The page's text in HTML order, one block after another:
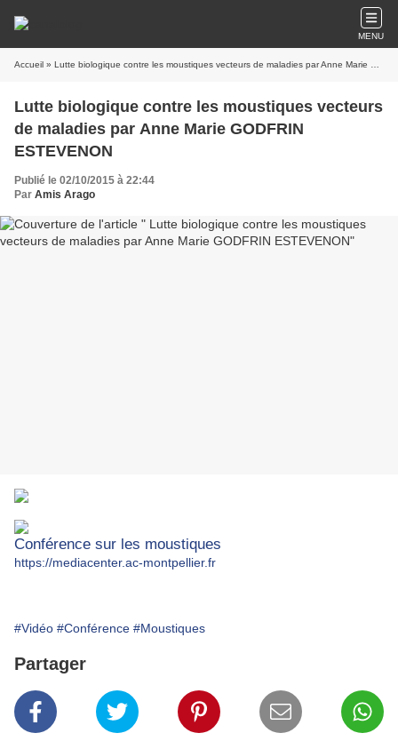
MENU
Accueil » Lutte biologique contre les moustiques vecteurs de maladies par Anne Marie GODFRIN ESTEVENON
Lutte biologique contre les moustiques vecteurs
de maladies par Anne Marie GODFRIN
ESTEVENON
Publié le 02/10/2015 à 22:44
Par Amis Arago
Conférence sur les moustiques
https://mediacenter.ac-montpellier.fr
#Vidéo #Conférence #Moustiques
Partager